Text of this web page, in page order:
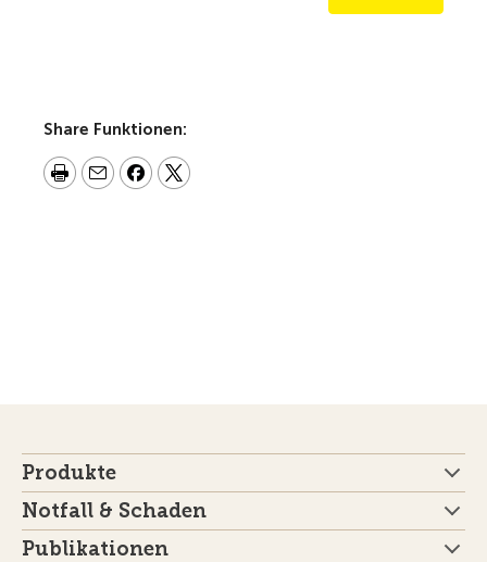
Share Funktionen:
Produkte
Notfall & Schaden
Publikationen